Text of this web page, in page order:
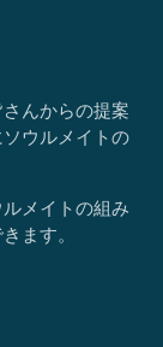
んからの提案
ウルメイトの
メイトの組み
ます。